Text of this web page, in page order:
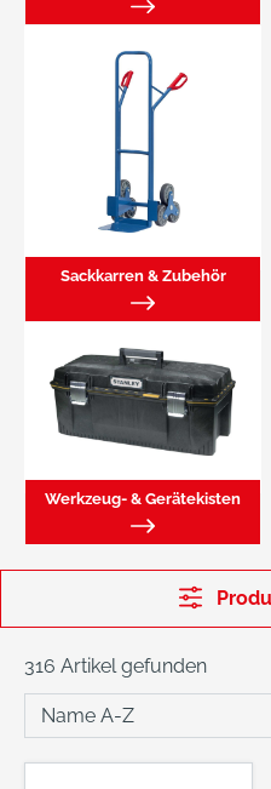
Sackkarren & Zubehör
Werkzeug- & Gerätekisten
316 Artikel gefunden